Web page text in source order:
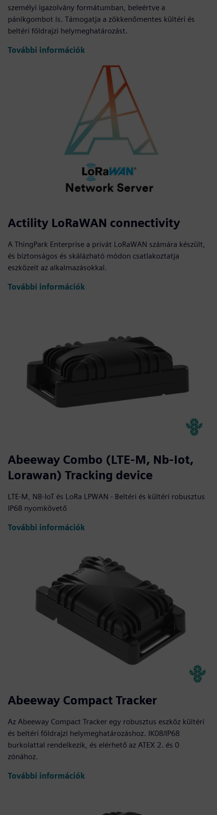
személyi igazolvány formátumban, beleértve a
pánikgombot is. Támogatja a zökkenőmentes kültéri és
beltéri földrajzi helymeghatározást.
További információk
Actility LoRaWAN connectivity
A ThingPark Enterprise a privát LoRaWAN számára készült,
és biztonságos és skálázható módon csatlakoztatja
eszközeit az alkalmazásokkal.
További információk
Abeeway Combo (LTE-M, Nb-Iot,
Lorawan) Tracking device
LTE-M, NB-IoT és LoRa LPWAN - Beltéri és kültéri robusztus
IP68 nyomkövető
További információk
Abeeway Compact Tracker
Az Abeeway Compact Tracker egy robusztus eszköz kültéri
és beltéri földrajzi helymeghatározáshoz. IK08/IP68
burkolattal rendelkezik, és elérhető az ATEX 2. és 0
zónához.
További információk